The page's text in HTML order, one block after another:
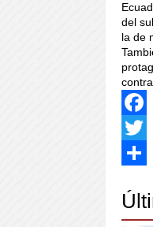
del
la de
Twitter